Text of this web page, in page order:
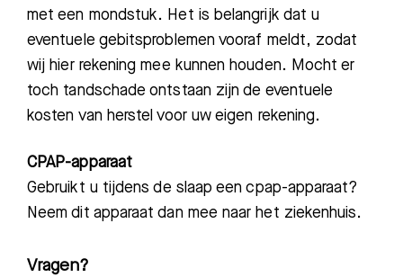
met een mondstuk. Het is belangrijk dat u
eventuele gebitsproblemen vooraf meldt, zodat
wij hier rekening mee kunnen houden. Mocht er
toch tandschade ontstaan zijn de eventuele
kosten van herstel voor uw eigen rekening.
CPAP-apparaat
Gebruikt u tijdens de slaap een cpap-apparaat?
Neem dit apparaat dan mee naar het ziekenhuis.
Vragen?